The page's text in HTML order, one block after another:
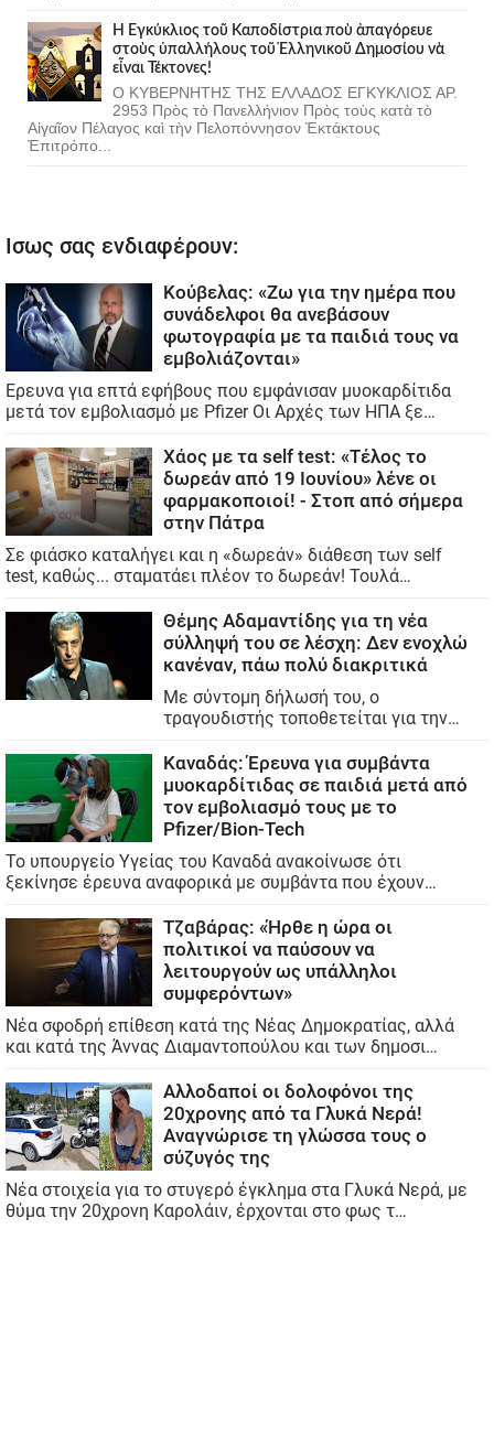
Ἡ Ἐγκύκλιος τοῦ Καποδίστρια ποὺ ἀπαγόρευε
στοὺς ὑπαλλήλους τοῦ Ἑλληνικοῦ Δημοσίου νὰ
εἶναι Τέκτονες!
Ο ΚΥΒΕΡΝΗΤΗΣ ΤΗΣ ΕΛΛΑΔΟΣ ΕΓΚΥΚΛΙΟΣ ΑΡ.
2953 Πρὸς τὸ Πανελλήνιον Πρὸς τοὺς κατὰ τὸ
Αἰγαῖον Πέλαγος καὶ τὴν Πελοπόννησον Ἐκτάκτους
Ἐπιτρόπο...